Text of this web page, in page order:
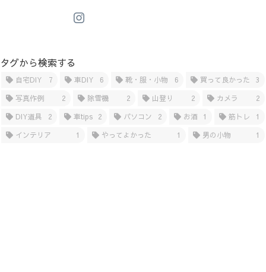
タグから検索する
自宅DIY 7 車DIY 6 靴・服・小物 6 買って良かった
3
写真作例
2 除雪機 2 山登り 2 カメラ
2
DIY道具
2 車tips 2 パソコン 2 お酒 1 筋トレ
1
インテリア
1 やってよかった 1 男の小物 1